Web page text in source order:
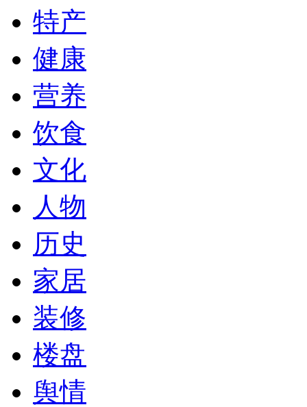
特产
健康
营养
饮食
文化
人物
历史
家居
装修
楼盘
舆情